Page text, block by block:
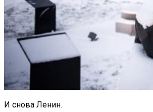
И снова Ленин.